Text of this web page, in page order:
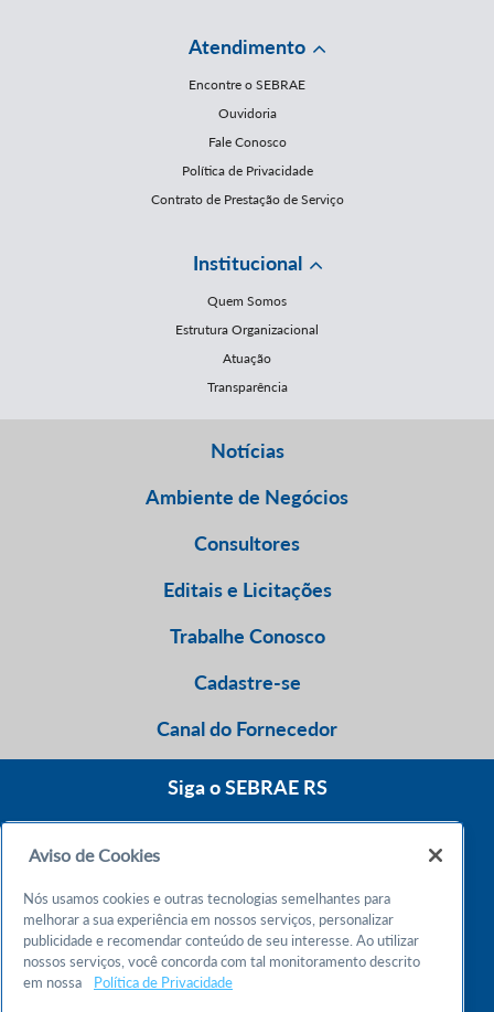
Atendimento
Encontre o SEBRAE
Ouvidoria
Fale Conosco
Política de Privacidade
Contrato de Prestação de Serviço
Institucional
Quem Somos
Estrutura Organizacional
Atuação
Transparência
Notícias
Ambiente de Negócios
Consultores
Editais e Licitações
Trabalhe Conosco
Cadastre-se
Canal do Fornecedor
Siga o SEBRAE RS
Atendimento 24h
Chame no WhatsApp
Aviso de Cookies
Nós usamos cookies e outras tecnologias semelhantes para
melhorar a sua experiência em nossos serviços, personalizar
publicidade e recomendar conteúdo de seu interesse. Ao utilizar
nossos serviços, você concorda com tal monitoramento descrito
em nossa
Política de Privacidade